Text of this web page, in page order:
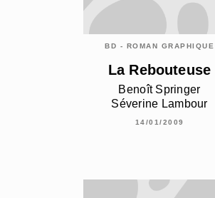
BD - ROMAN GRAPHIQUE
La Rebouteuse
Benoît Springer
Séverine Lambour
14/01/2009